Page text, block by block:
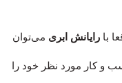
با رایانش ابری می‌توان
و کار مورد نظر خود را